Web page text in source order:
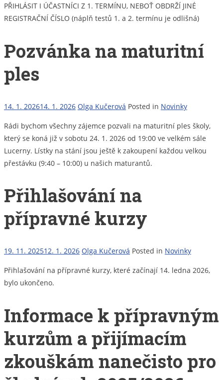
PŘIHLÁSIT I ÚČASTNÍCI Z 1. TERMÍNU, NEBOŤ OBDRŽÍ JINÉ
REGISTRAČNÍ ČÍSLO (náplň testů 1. a 2. termínu je odlišná)
Pozvánka na maturitní
ples
14. 1. 202614. 1. 2026 Olga Kučerová Posted in Novinky
Rádi bychom všechny zájemce pozvali na maturitní ples školy,
který se koná již v sobotu 24. 1. 2026 od 19:00 ve velkém sále
Lucerny. Lístky na stání jsou ještě k zakoupení každou velkou
přestávku (9:40 – 10:00) u našich maturantů.
Přihlašování na
přípravné kurzy
19. 11. 202512. 1. 2026 Olga Kučerová Posted in Novinky
Přihlašování na přípravné kurzy, které začínají 14. ledna 2026,
bylo ukončeno.
Informace k přípravným
kurzům a přijímacím
zkouškám nanečisto pro